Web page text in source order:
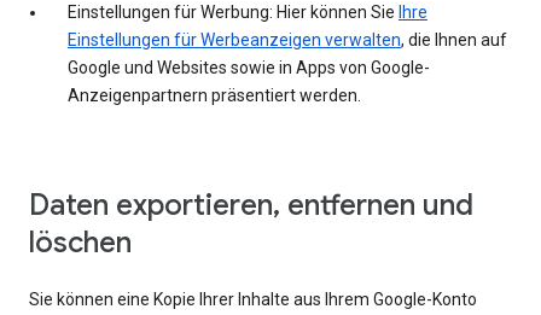
Einstellungen für Werbung: Hier können Sie Ihre
Einstellungen für Werbeanzeigen verwalten, die Ihnen auf
Google und Websites sowie in Apps von Google-
Anzeigenpartnern präsentiert werden.
Daten exportieren, entfernen und
löschen
Sie können eine Kopie Ihrer Inhalte aus Ihrem Google-Konto